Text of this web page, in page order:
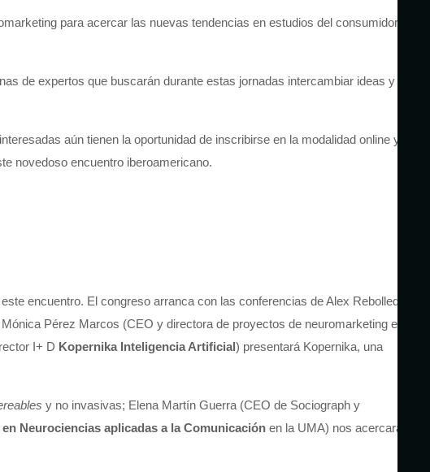
para acercar las nuevas tendencias en estudios del consumidor y
de expertos que buscarán durante estas jornadas intercambiar ideas y
aún tienen la oportunidad de inscribirse en la modalidad online y
novedoso encuentro iberoamericano.
encuentro. El congreso arranca con las conferencias de Alex Rebolledo
Pérez Marcos (CEO y directora de proyectos de neuromarketing en
I+ D Kopernika Inteligencia Artificial) presentará Kopernika, una
y no invasivas; Elena Martín Guerra (CEO de Sociograph y
en Neurociencias aplicadas a la Comunicación en la UMA) nos acercará a